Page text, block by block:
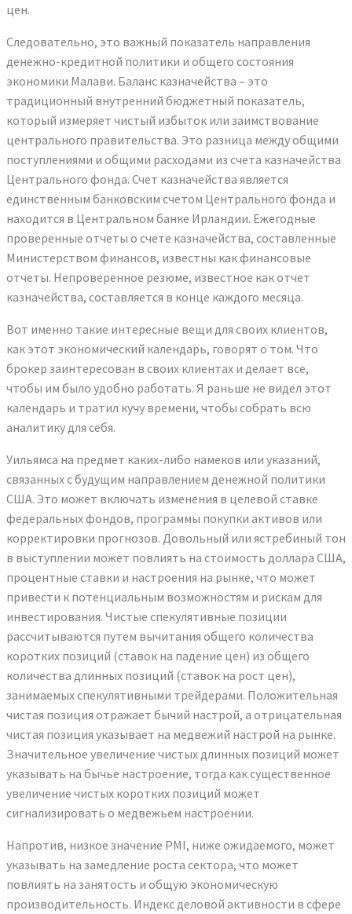
цен.
Следовательно, это важный показатель направления
денежно-кредитной политики и общего состояния
экономики Малави. Баланс казначейства – это
традиционный внутренний бюджетный показатель,
который измеряет чистый избыток или заимствование
центрального правительства. Это разница между общими
поступлениями и общими расходами из счета казначейства
Центрального фонда. Счет казначейства является
единственным банковским счетом Центрального фонда и
находится в Центральном банке Ирландии. Ежегодные
проверенные отчеты о счете казначейства, составленные
Министерством финансов, известны как финансовые
отчеты. Непроверенное резюме, известное как отчет
казначейства, составляется в конце каждого месяца.
Вот именно такие интересные вещи для своих клиентов,
как этот экономический календарь, говорят о том. Что
брокер заинтересован в своих клиентах и делает все,
чтобы им было удобно работать. Я раньше не видел этот
календарь и тратил кучу времени, чтобы собрать всю
аналитику для себя.
Уильямса на предмет каких-либо намеков или указаний,
связанных с будущим направлением денежной политики
США. Это может включать изменения в целевой ставке
федеральных фондов, программы покупки активов или
корректировки прогнозов. Довольный или ястребиный тон
в выступлении может повлиять на стоимость доллара США,
процентные ставки и настроения на рынке, что может
привести к потенциальным возможностям и рискам для
инвестирования. Чистые спекулятивные позиции
рассчитываются путем вычитания общего количества
коротких позиций (ставок на падение цен) из общего
количества длинных позиций (ставок на рост цен),
занимаемых спекулятивными трейдерами. Положительная
чистая позиция отражает бычий настрой, а отрицательная
чистая позиция указывает на медвежий настрой на рынке.
Значительное увеличение чистых длинных позиций может
указывать на бычье настроение, тогда как существенное
увеличение чистых коротких позиций может
сигнализировать о медвежьем настроении.
Напротив, низкое значение PMI, ниже ожидаемого, может
указывать на замедление роста сектора, что может
повлиять на занятость и общую экономическую
производительность. Индекс деловой активности в сфере